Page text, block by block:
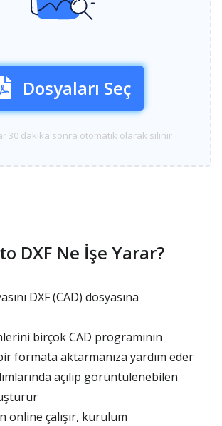
Dosyaları Seç
30 dakika sonra otomatik olarak silinir
DXF Ne İşe Yarar?
DXF (CAD) dosyasına
birçok CAD programının
formata aktarmanıza yardım eder
açılıp görüntülenebilen
online çalışır, kurulum